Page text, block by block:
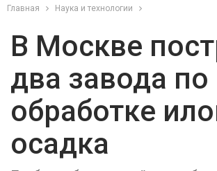
Главная Наука и технологии
В Москве
два завода по
обработке
осадка